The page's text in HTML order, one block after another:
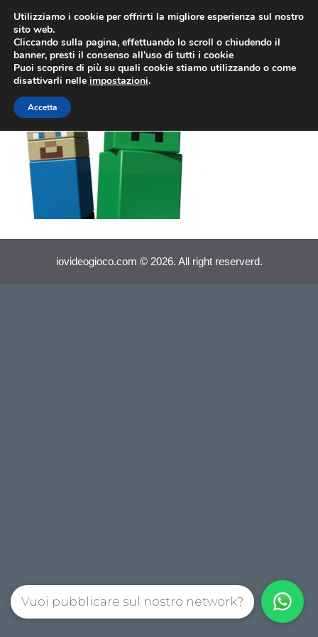
contenuto
LEGO Minecraft
iovideogioco.com © 2026. All right reserverd.
Utilizziamo i cookie per offrirti la migliore esperienza sul nostro
sito web.
Cliccando sulla pagina, effettuando lo scroll o chiudendo il
banner, presti il consenso all’uso di tutti i cookie
Puoi scoprire di più su quali cookie stiamo utilizzando o come
disattivarli nelle impostazioni.
Accetta
Vuoi pubblicare sul nostro network?